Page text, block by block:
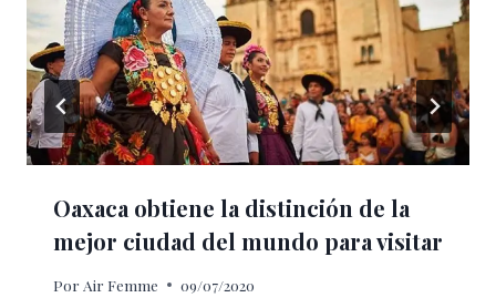
Oaxaca obtiene la distinción de la
mejor ciudad del mundo para visitar
Por Air Femme 09/07/2020